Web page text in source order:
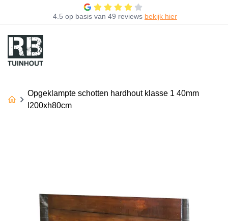
4.5 op basis van 49 reviews bekijk hier
Opgeklampte schotten hardhout klasse 1 40mm
l200xh80cm